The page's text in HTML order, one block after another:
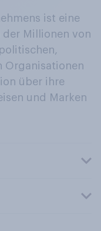
ist eine
Millionen von
Organisationen
über ihre
und Marken